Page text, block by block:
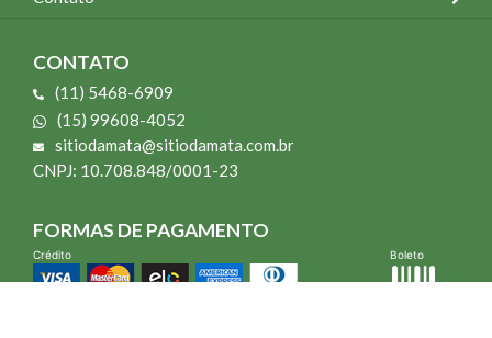
CONTATO
(11) 5468-6909
(15) 99608-4052
sitiodamata@sitiodamata.com.br
CNPJ: 10.708.848/0001-23
FORMAS DE PAGAMENTO
Crédito Boleto